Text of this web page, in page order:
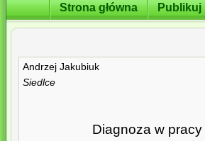
Strona główna Publikuj
Andrzej Jakubiuk
Siedlce
Diagnoza w